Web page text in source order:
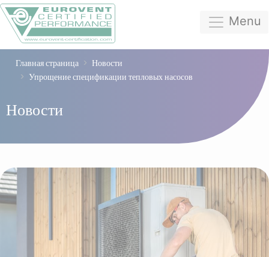
Menu
Главная страница
Новости
Упрощение спецификации тепловых насосов
Новости